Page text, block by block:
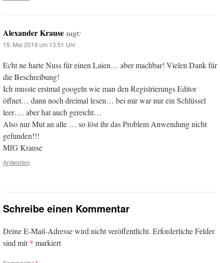
Alexander Krausesagt:
15. Mai 2019 um 13:51 Uhr
Echt ne harte Nuss für einen Laien… aber machbar! Vielen Dank für
die Beschreibung!
Ich musste erstmal googeln wie man den Registrierungs Editor
öffnet… dann noch dreimal lesen… bei mir war nur ein Schlüssel
leer…. aber hat auch gereicht…
Also nur Mut an alle … so löst ihr das Problem Anwendung nicht
gefunden!!!
MfG Krause
Antworten
Schreibe einen Kommentar
Deine E-Mail-Adresse wird nicht veröffentlicht. Erforderliche Felder
sind mit* markiert